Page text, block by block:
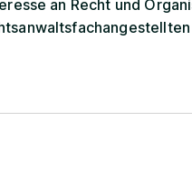
an Recht und